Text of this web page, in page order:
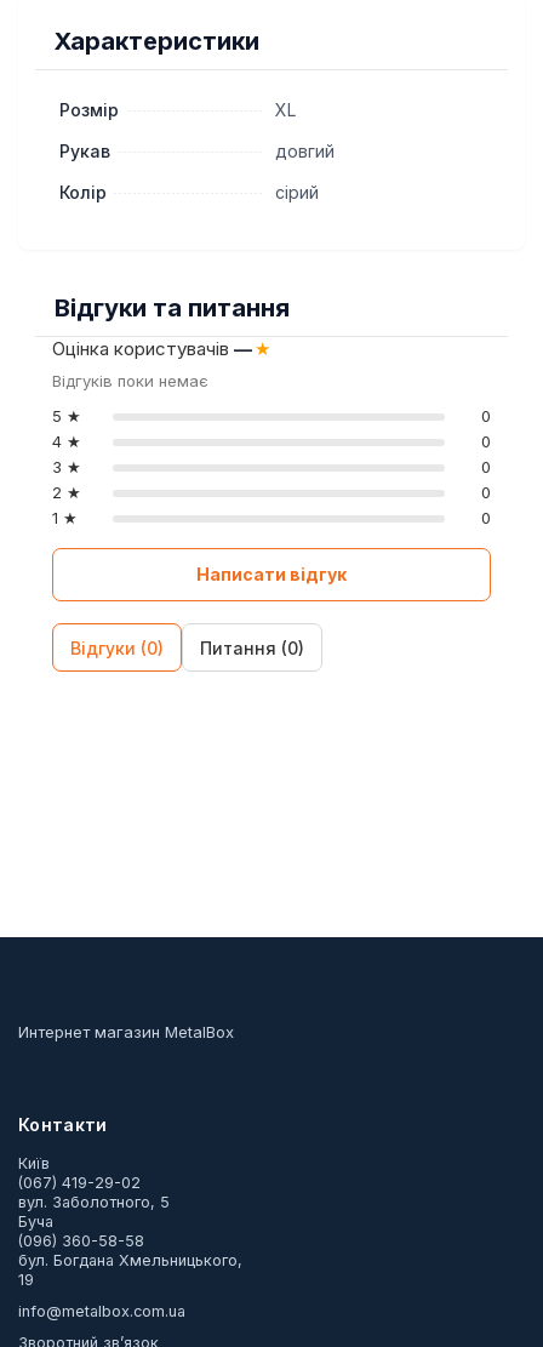
Характеристики
Розмір
XL
Рукав
довгий
Колір
сірий
Відгуки та питання
Оцінка користувачів —★
Відгуків поки немає
5 ★
0
4 ★
0
3 ★
0
2 ★
0
1 ★
0
Написати відгук
Відгуки (0) Питання (0)
Интернет магазин MetalBox
Контакти
Київ
(067) 419-29-02
вул. Заболотного, 5
Буча
(096) 360-58-58
бул. Богдана Хмельницького,
19
info@metalbox.com.ua
Зворотний зв’язок